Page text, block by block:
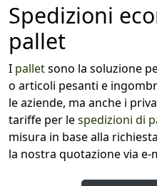
Spedizioni
pallet
I palletsono la soluzione
o articoli pesanti e
le aziende, ma anche i
tariffe per lespedizioni di
misura in base alla
la nostra quotazione via e-